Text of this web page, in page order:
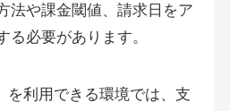
法や課金閾値、請求日をア
る必要があります。
を利用できる環境では、支